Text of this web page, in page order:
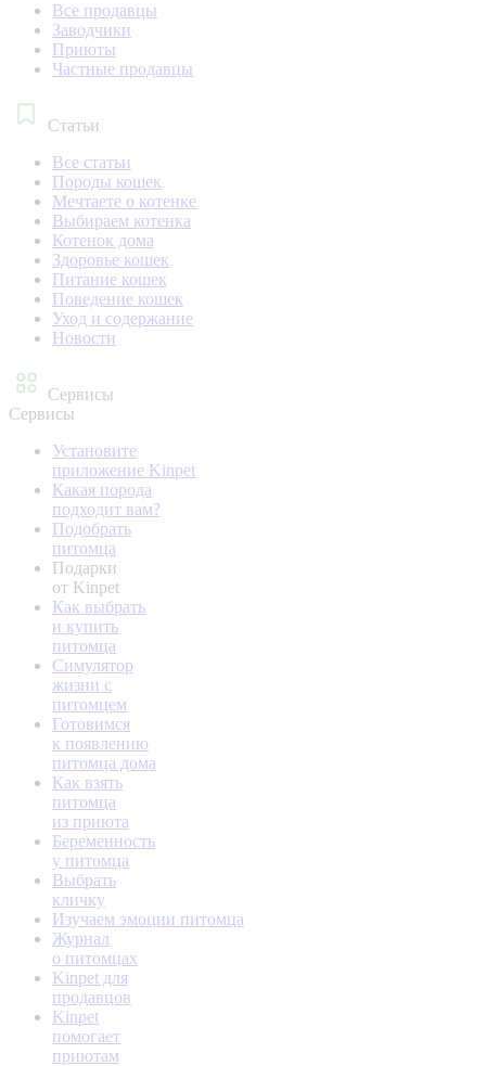
Все продавцы
Заводчики
Приюты
Частные продавцы
Статьи
Все статьи
Породы кошек
Мечтаете о котенке
Выбираем котенка
Котенок дома
Здоровье кошек
Питание кошек
Поведение кошек
Уход и содержание
Новости
Сервисы
Сервисы
Установите
приложение Kinpet
Какая порода
подходит вам?
Подобрать
питомца
Подарки
от Kinpet
Как выбрать
и купить
питомца
Симулятор
жизни с
питомцем
Готовимся
к появлению
питомца дома
Как взять
питомца
из приюта
Беременность
у питомца
Выбрать
кличку
Изучаем эмоции питомца
Журнал
о питомцах
Kinpet для
продавцов
Kinpet
помогает
приютам